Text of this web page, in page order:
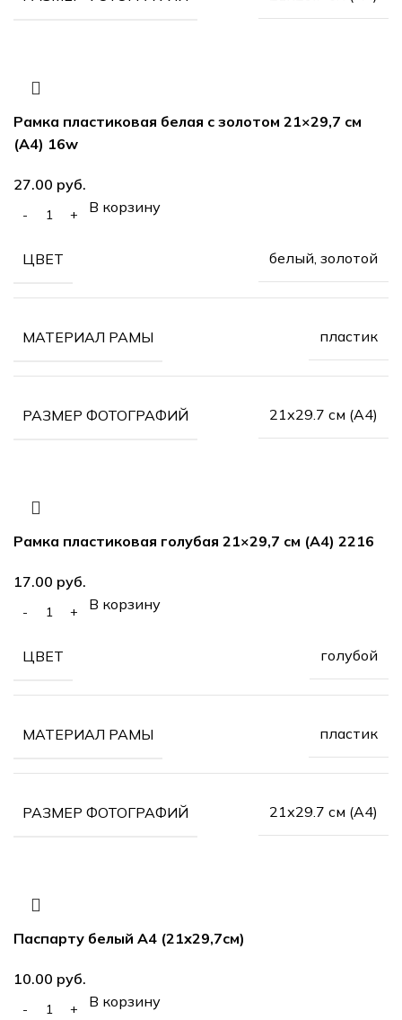
Рамка пластиковая белая с золотом 21×29,7 см
(А4) 16w
руб.
В корзину
ЦВЕТ белый, золотой
МАТЕРИАЛ РАМЫ пластик
РАЗМЕР ФОТОГРАФИЙ 21х29.7 см (А4)
Рамка пластиковая голубая 21×29,7 см (А4) 2216
руб.
В корзину
ЦВЕТ голубой
МАТЕРИАЛ РАМЫ пластик
РАЗМЕР ФОТОГРАФИЙ 21х29.7 см (А4)
Паспарту белый А4 (21х29,7см)
руб.
В корзину